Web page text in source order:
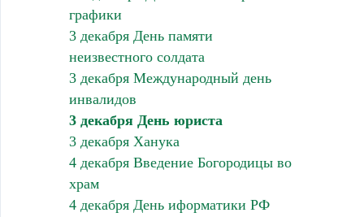
графики
3 декабря День памяти
неизвестного солдата
3 декабря Международный день
инвалидов
3 декабря День юриста
3 декабря Ханука
4 декабря Введение Богородицы во
храм
4 декабря День иформатики РФ